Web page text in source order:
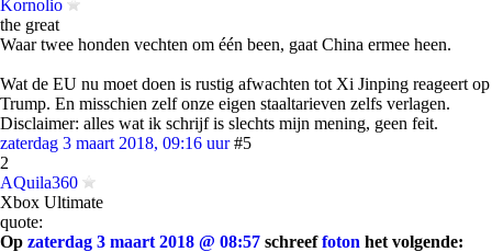
Kornolio
the great
Waar twee honden vechten om één been, gaat China ermee heen.
Wat de EU nu moet doen is rustig afwachten tot Xi Jinping reageert op
Trump. En misschien zelf onze eigen staaltarieven zelfs verlagen.
Disclaimer: alles wat ik schrijf is slechts mijn mening, geen feit.
zaterdag 3 maart 2018, 09:16 uur #5
2
AQuila360
Xbox Ultimate
quote:
Op zaterdag 3 maart 2018 @ 08:57 schreeffoton het volgende: